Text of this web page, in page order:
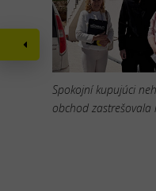
Spokojní kupujúci
obchod zastrešovala